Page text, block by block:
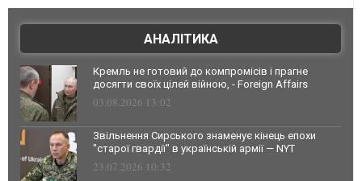
АНАЛІТИКА
Кремль не готовий до компромісів і прагне
досягти своїх цілей війною, - Foreign Affairs
03.08.2026 13:02
Звільнення Сирського знаменує кінець епохи
"старої гвардії" в українській армії — NYT
23.07.2026 10:32